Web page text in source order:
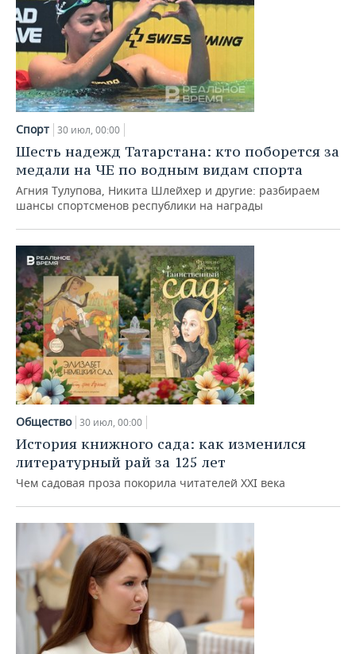
Спорт 30 июл, 00:00
Шесть надежд Татарстана: кто поборется за
медали на ЧЕ по водным видам спорта
Агния Тулупова, Никита Шлейхер и другие: разбираем
шансы спортсменов республики на награды
Общество 30 июл, 00:00
История книжного сада: как изменился
литературный рай за 125 лет
Чем садовая проза покорила читателей XXI века